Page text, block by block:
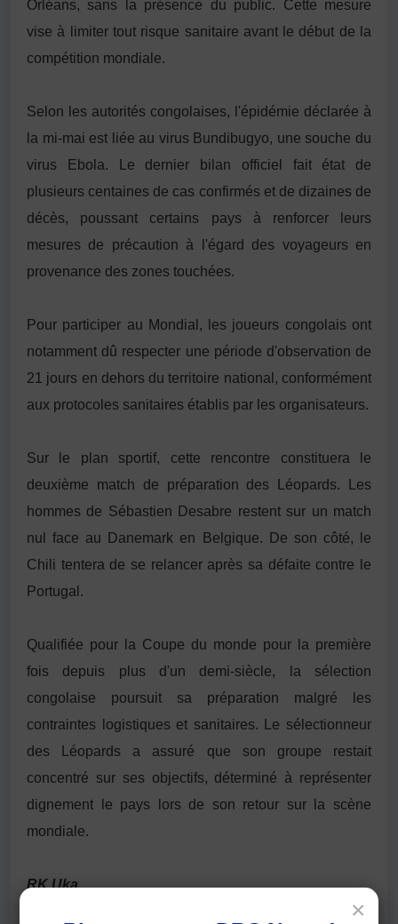
Orléans, sans la présence du public. Cette mesure
vise à limiter tout risque sanitaire avant le début de la
compétition mondiale.
Selon les autorités congolaises, l'épidémie déclarée à
la mi-mai est liée au virus Bundibugyo, une souche du
virus Ebola. Le dernier bilan officiel fait état de
plusieurs centaines de cas confirmés et de dizaines de
décès, poussant certains pays à renforcer leurs
mesures de précaution à l'égard des voyageurs en
provenance des zones touchées.
Pour participer au Mondial, les joueurs congolais ont
notamment dû respecter une période d'observation de
21 jours en dehors du territoire national, conformément
aux protocoles sanitaires établis par les organisateurs.
Sur le plan sportif, cette rencontre constituera le
deuxième match de préparation des Léopards. Les
hommes de Sébastien Desabre restent sur un match
nul face au
Danemark en Belgique. De son côté, le
Chili tentera de se relancer après sa défaite contre le
Portugal .
Qualifiée pour la Coupe du monde pour la première
fois depuis plus d'un demi-siècle, la sélection
congolaise poursuit sa préparation malgré les
contraintes logistiques et sanitaires. Le sélectionneur
des Léopards a assuré que son groupe restait
concentré sur ses objectifs, déterminé à représenter
dignement le pays lors de son retour sur la scène
mondiale.
RK Uka
×